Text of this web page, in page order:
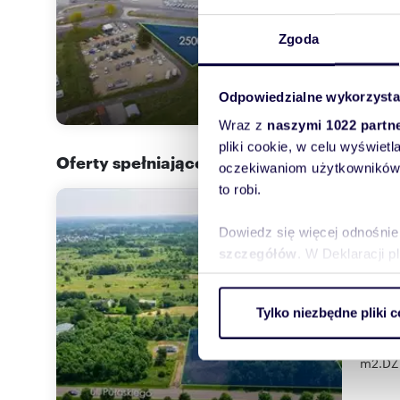
Zgoda
Odpowiedzialne
Wraz z naszymi 1022
pliki cookie, w celu
oczekiwaniom
to robi.
Dowiedz się więcej
szczegółów . W Deklaracji
ruch w naszej witrynie.
reklamowym i
uzyskanymi podczas
Tylko niezbędne pliki
Oferty spełniające Twoje kryteria w
5144
3